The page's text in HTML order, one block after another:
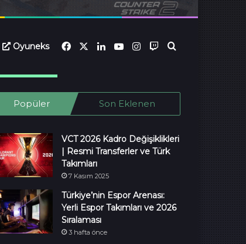
Oyuneks FacebookLinkedInYouTubeInstagram
Twitch
Popüler Son Eklenen
VCT 2026 Kadro Değişiklikleri
| Resmi Transferler ve Türk
Takımları
7 Kasım 2025
Türkiye’nin Espor Arenası:
Yerli Espor Takımları ve 2026
Sıralaması
3 hafta önce